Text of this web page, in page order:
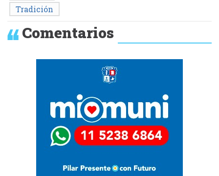
Tradición
Comentarios